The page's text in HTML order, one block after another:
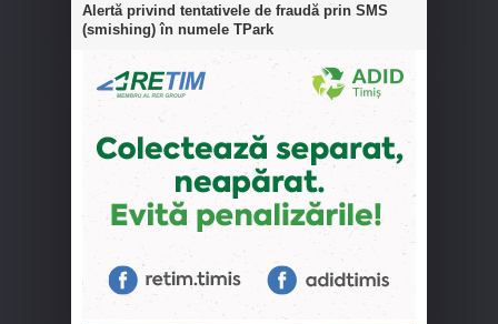
Alertă privind tentativele de fraudă prin SMS
(smishing) în numele TPark